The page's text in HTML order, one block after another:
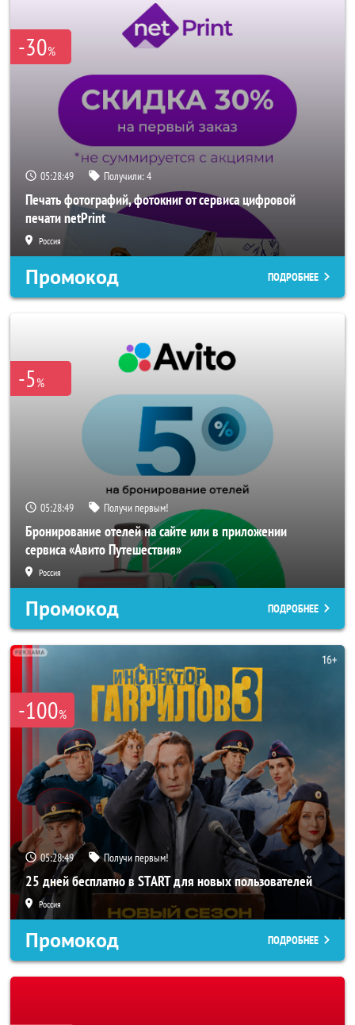
-30%
05:28:46 Получили:4
Печать фотографий, фотокниг от сервиса цифровой
печати netPrint
Россия
Промокод ПОДРОБНЕЕ
-5%
05:28:46 Получи первым!
Бронирование отелей на сайте или в приложении
сервиса «Авито Путешествия»
Россия
Промокод ПОДРОБНЕЕ
-100%
05:28:46 Получи первым!
25 дней бесплатно в START для новых пользователей
Россия
Промокод ПОДРОБНЕЕ